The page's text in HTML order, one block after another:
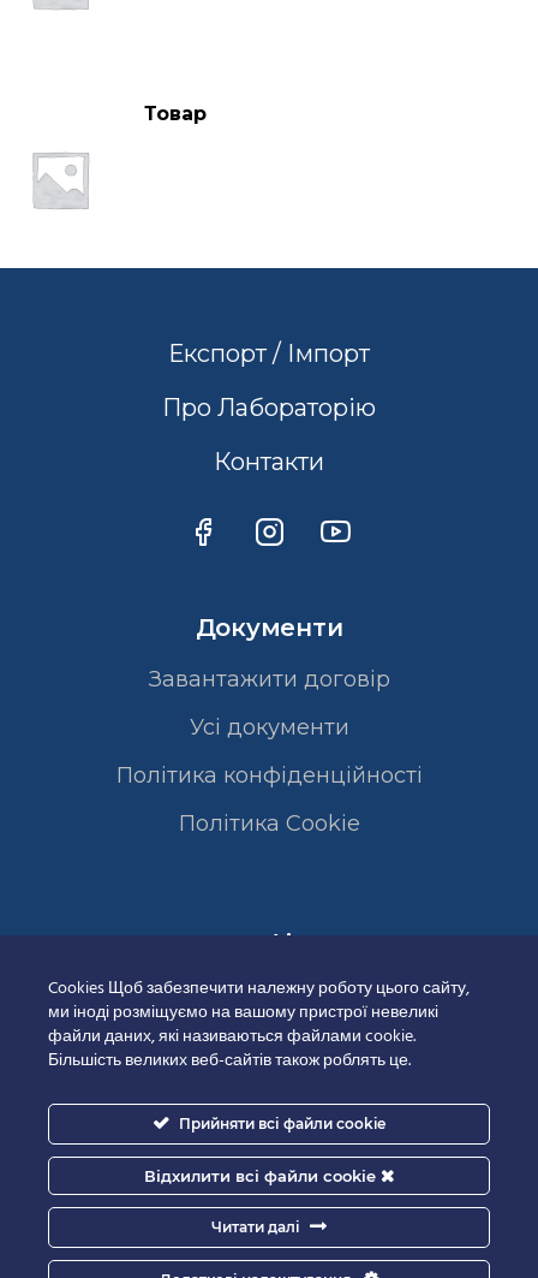
Товар
Експорт / Імпорт
Про Лабораторію
Контакти
Документи
Завантажити договір
Усі документи
Політика конфіденційності
Полiтика Cookie
Сертифікати
Cookies Щоб забезпечити належну роботу цього сайту,
ми іноді розміщуємо на вашому пристрої невеликі
файли даних, які називаються файлами cookie.
Більшість великих веб-сайтів також роблять це.
Прийняти всі файли cookie
Відхилити всі файли cookie
Читати далі